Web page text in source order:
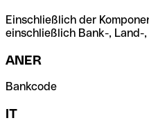
Einschließlich der
einschließlich Bank-,
ANER
Bankcode
IT